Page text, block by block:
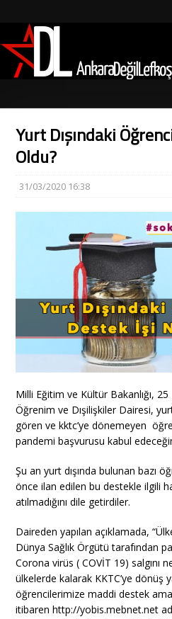
Yurt Dışındaki
Oldu?
31/03/2020 16:38
Milli Eğitim ve Kültür Bakanlığı,
Öğrenim ve Dışilişkiler Dairesi,
gören ve kktc’ye dönemeyen
pandemi başvurusu kabul
Şu an yurt dışında bulunan bazı
önce ilan edilen bu destekle ilgili
atılmadığını dile getirdiler.
Daireden yapılan açıklamada,
Dünya Sağlık Örgütü tarafından
Corona virüs ( COVİT 19) salgını
ülkelerde kalarak KKTC’ye dönüş
öğrencilerimize maddi destek
itibaren http://yobis.mebnet.net